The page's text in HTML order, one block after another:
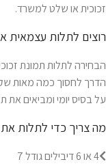
זכוכית או שלט למשרד.
רוצים לתלות עצמאית
הבחירה לתלות תמונת
הדרך לחסוך כמה מאות
על בסיס יומי ומביאים את
מה צריך כדי לתלות
4 או 6 דיבילים גודל 7